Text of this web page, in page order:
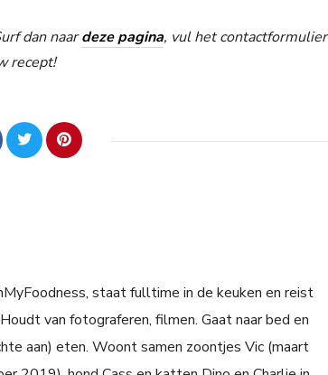
dan naardeze pagina, vul het contactformulier
recept!
staat fulltime in de keuken en reist
van fotograferen, filmen. Gaat naar bed en
aan) eten. Woont samen zoontjes Vic (maart